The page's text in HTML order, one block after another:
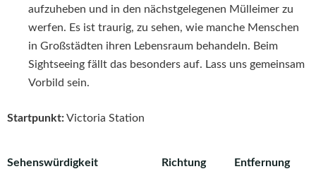
aufzuheben und in den nächstgelegenen Mülleimer zu
werfen. Es ist traurig, zu sehen, wie manche Menschen
in Großstädten ihren Lebensraum behandeln. Beim
Sightseeing fällt das besonders auf. Lass uns gemeinsam
Vorbild sein.
Startpunkt:Victoria Station
Sehenswürdigkeit Richtung Entfernung